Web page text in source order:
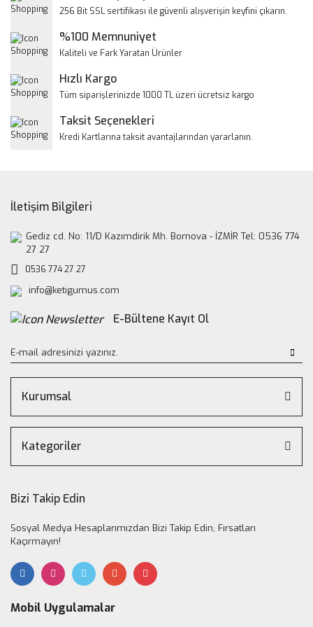
Ürün resmi kalitesiz, bozuk veya görüntülenemiyor.
Ürün bilgilerinde hatalar bulunuyor.
Bu ürüne benzer farklı alternatifler olmalı.
256 Bit SSL sertifikası ile güvenli alışverişin keyfini çıkarın.
%100 Memnuniyet
Kaliteli ve Fark Yaratan Ürünler
Hızlı Kargo
Tüm siparişlerinizde 1000 TL üzeri ücretsiz kargo
Taksit Seçenekleri
Kredi Kartlarına taksit avantajlarından yararlanın.
İletişim Bilgileri
Gediz cd. No: 11/D Kazımdirik Mh. Bornova - İZMİR Tel: 0536 774
27 27
0536 774 27 27
info@ketigumus.com
E-Bültene Kayıt Ol
Kurumsal
Kategoriler
Bizi Takip Edin
Sosyal Medya Hesaplarımızdan Bizi Takip Edin, Fırsatları
Kaçırmayın!
Mobil Uygulamalar